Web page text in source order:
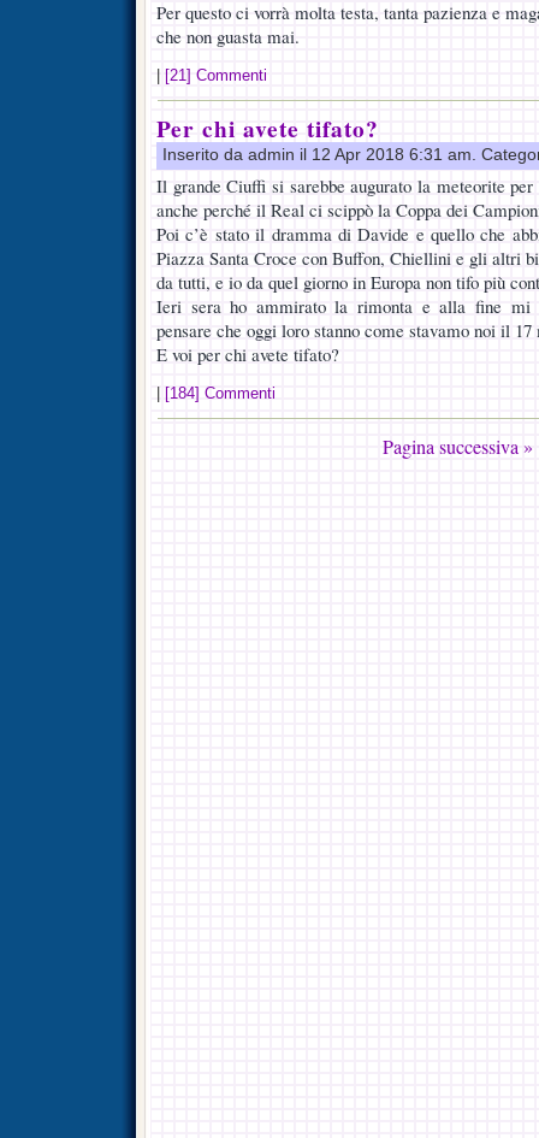
Per questo ci vorrà molta testa, tanta pazienza e
che non guasta mai.
[21] Commenti
Per chi avete tifato?
Inserito da admin il 12 Apr 2018 6:31 am.
Il grande Ciuffi si sarebbe augurato la meteorite
anche perché il Real ci scippò la Coppa dei
Poi c’è stato il dramma di Davide e quello che
Piazza Santa Croce con Buffon, Chiellini e gli altri
da tutti, e io da quel giorno in Europa non tifo più
Ieri sera ho ammirato la rimonta e alla fine mi
pensare che oggi loro stanno come stavamo noi il 17
E voi per chi avete tifato?
[184] Commenti
Pagina successiva »